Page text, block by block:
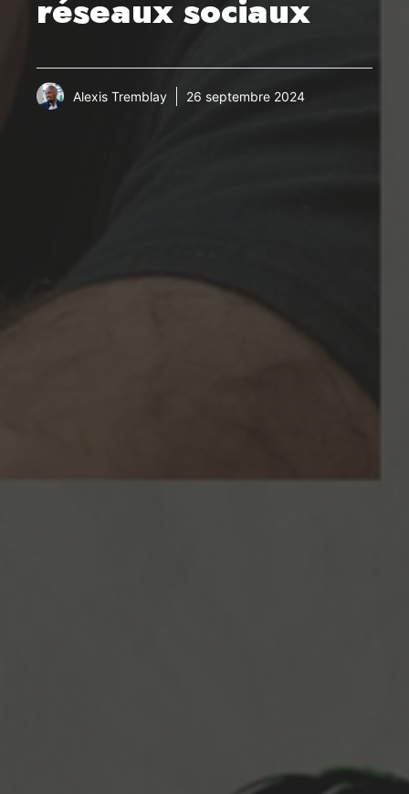
réseaux sociaux
Alexis Tremblay 26 septembre 2024